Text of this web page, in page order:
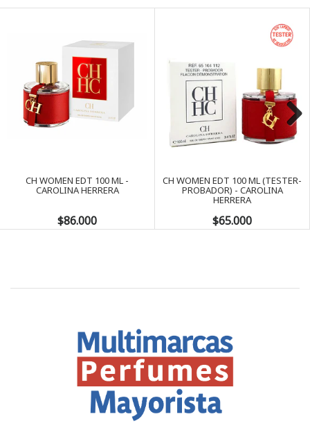
CH WOMEN EDT 100 ML -
CAROLINA HERRERA
$86.000
CH WOMEN EDT 100 ML (TESTER-
PROBADOR) - CAROLINA
HERRERA
$65.000
Next